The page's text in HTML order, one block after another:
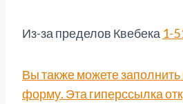
Из-за пределов Квебека 1-
Вы также можете заполнить
форму. Эта гиперссылка